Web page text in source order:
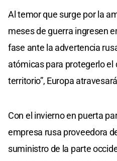
Al temor que surge por la
meses de guerra ingresen
fase ante la advertencia
atómicas para protegerlo el
territorio”, Europa
Con el invierno en puerta
empresa rusa proveedora
suministro de la parte